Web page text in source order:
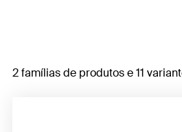
2 famílias de produtos e 11